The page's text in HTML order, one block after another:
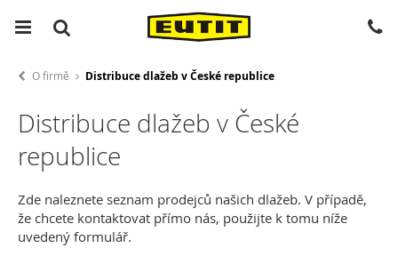
O firmě Distribuce dlažeb v České republice
Distribuce dlažeb v České
republice
Zde naleznete seznam prodejců našich dlažeb. V případě,
že chcete kontaktovat přímo nás, použijte k tomu níže
uvedený formulář.